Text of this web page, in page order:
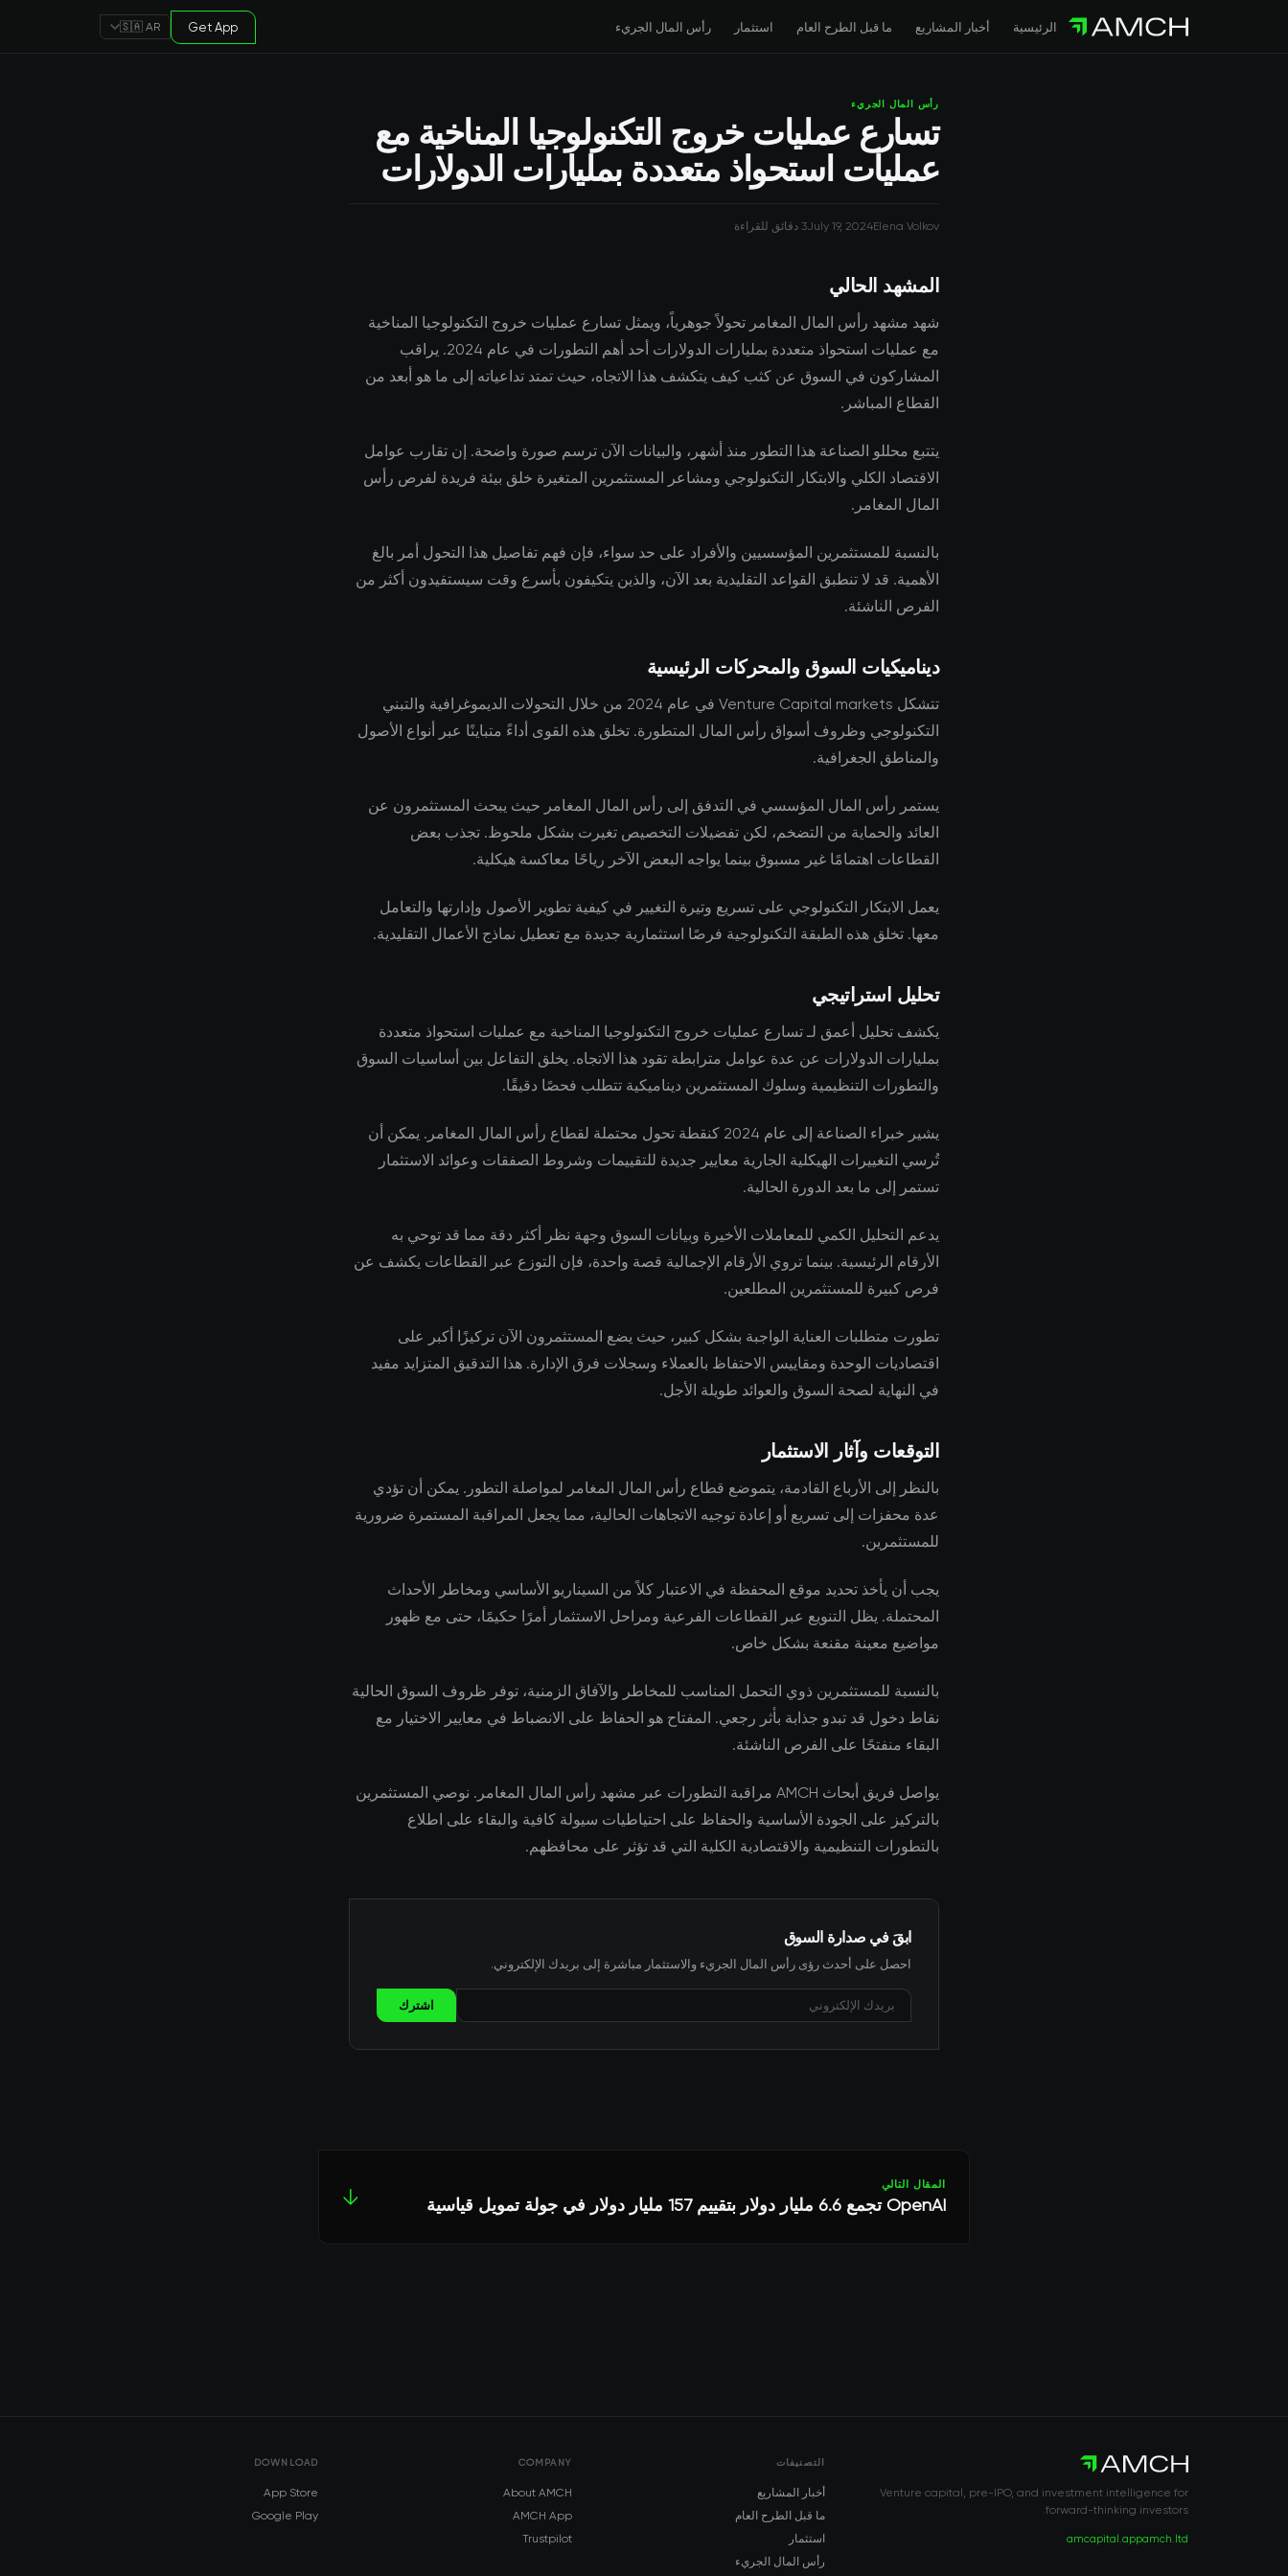
الرئيسية أخبار المشاريع ما قبل الطرح العام استثمار رأس المال الجريء 🇸🇦 AR Get App
رأس المال الجريء
تسارع عمليات خروج التكنولوجيا المناخية مع
عمليات استحواذ متعددة بمليارات الدولارات
Elena Volkov
July 19, 20243 دقائق للقراءة
المشهد الحالي
شهد مشهد رأس المال المغامر تحولاً جوهرياً، ويمثل تسارع عمليات خروج التكنولوجيا المناخية
مع عمليات استحواذ متعددة بمليارات الدولارات أحد أهم التطورات في عام 2024. يراقب
المشاركون في السوق عن كثب كيف يتكشف هذا الاتجاه، حيث تمتد تداعياته إلى ما هو أبعد من
القطاع المباشر.
يتتبع محللو الصناعة هذا التطور منذ أشهر، والبيانات الآن ترسم صورة واضحة. إن تقارب عوامل
الاقتصاد الكلي والابتكار التكنولوجي ومشاعر المستثمرين المتغيرة خلق بيئة فريدة لفرص رأس
المال المغامر.
بالنسبة للمستثمرين المؤسسيين والأفراد على حد سواء، فإن فهم تفاصيل هذا التحول أمر بالغ
الأهمية. قد لا تنطبق القواعد التقليدية بعد الآن، والذين يتكيفون بأسرع وقت سيستفيدون أكثر من
الفرص الناشئة.
ديناميكيات السوق والمحركات الرئيسية
تتشكل Venture Capital markets في عام 2024 من خلال التحولات الديموغرافية والتبني
التكنولوجي وظروف أسواق رأس المال المتطورة. تخلق هذه القوى أداءً متباينًا عبر أنواع الأصول
والمناطق الجغرافية.
يستمر رأس المال المؤسسي في التدفق إلى رأس المال المغامر حيث يبحث المستثمرون عن
العائد والحماية من التضخم، لكن تفضيلات التخصيص تغيرت بشكل ملحوظ. تجذب بعض
القطاعات اهتمامًا غير مسبوق بينما يواجه البعض الآخر رياحًا معاكسة هيكلية.
يعمل الابتكار التكنولوجي على تسريع وتيرة التغيير في كيفية تطوير الأصول وإدارتها والتعامل
معها. تخلق هذه الطبقة التكنولوجية فرصًا استثمارية جديدة مع تعطيل نماذج الأعمال التقليدية.
تحليل استراتيجي
يكشف تحليل أعمق لـ تسارع عمليات خروج التكنولوجيا المناخية مع عمليات استحواذ متعددة
بمليارات الدولارات عن عدة عوامل مترابطة تقود هذا الاتجاه. يخلق التفاعل بين أساسيات السوق
والتطورات التنظيمية وسلوك المستثمرين ديناميكية تتطلب فحصًا دقيقًا.
يشير خبراء الصناعة إلى عام 2024 كنقطة تحول محتملة لقطاع رأس المال المغامر. يمكن أن
تُرسي التغييرات الهيكلية الجارية معايير جديدة للتقييمات وشروط الصفقات وعوائد الاستثمار
تستمر إلى ما بعد الدورة الحالية.
يدعم التحليل الكمي للمعاملات الأخيرة وبيانات السوق وجهة نظر أكثر دقة مما قد توحي به
الأرقام الرئيسية. بينما تروي الأرقام الإجمالية قصة واحدة، فإن التوزع عبر القطاعات يكشف عن
فرص كبيرة للمستثمرين المطلعين.
تطورت متطلبات العناية الواجبة بشكل كبير، حيث يضع المستثمرون الآن تركيزًا أكبر على
اقتصاديات الوحدة ومقاييس الاحتفاظ بالعملاء وسجلات فرق الإدارة. هذا التدقيق المتزايد مفيد
في النهاية لصحة السوق والعوائد طويلة الأجل.
التوقعات وآثار الاستثمار
بالنظر إلى الأرباع القادمة، يتموضع قطاع رأس المال المغامر لمواصلة التطور. يمكن أن تؤدي
عدة محفزات إلى تسريع أو إعادة توجيه الاتجاهات الحالية، مما يجعل المراقبة المستمرة ضرورية
للمستثمرين.
يجب أن يأخذ تحديد موقع المحفظة في الاعتبار كلاً من السيناريو الأساسي ومخاطر الأحداث
المحتملة. يظل التنويع عبر القطاعات الفرعية ومراحل الاستثمار أمرًا حكيمًا، حتى مع ظهور
مواضيع معينة مقنعة بشكل خاص.
بالنسبة للمستثمرين ذوي التحمل المناسب للمخاطر والآفاق الزمنية، توفر ظروف السوق الحالية
نقاط دخول قد تبدو جذابة بأثر رجعي. المفتاح هو الحفاظ على الانضباط في معايير الاختيار مع
البقاء منفتحًا على الفرص الناشئة.
يواصل فريق أبحاث AMCH مراقبة التطورات عبر مشهد رأس المال المغامر. نوصي المستثمرين
بالتركيز على الجودة الأساسية والحفاظ على احتياطيات سيولة كافية والبقاء على اطلاع
بالتطورات التنظيمية والاقتصادية الكلية التي قد تؤثر على محافظهم.
ابقَ في صدارة السوق
احصل على أحدث رؤى رأس المال الجريء والاستثمار مباشرة إلى بريدك الإلكتروني.
اشترك
المقال التالي
OpenAI تجمع 6.6 مليار دولار بتقييم 157 مليار دولار في جولة تمويل قياسية ↓
Venture capital, pre-IPO, and investment intelligence for
forward-thinking investors.
amch.ltd
amcapital.app
التصنيفات
أخبار المشاريع
ما قبل الطرح العام
استثمار
رأس المال الجريء
COMPANY
About AMCH
AMCH App
Trustpilot
DOWNLOAD
App Store
Google Play